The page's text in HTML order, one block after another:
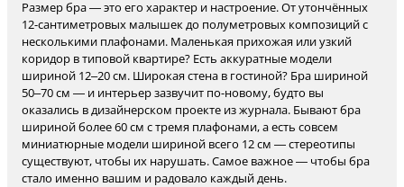
Размер бра — это его характер и настроение. От утончённых
12-сантиметровых малышек до полуметровых композиций с
несколькими плафонами. Маленькая прихожая или узкий
коридор в типовой квартире? Есть аккуратные модели
шириной 12–20 см. Широкая стена в гостиной? Бра шириной
50–70 см — и интерьер зазвучит по-новому, будто вы
оказались в дизайнерском проекте из журнала. Бывают бра
шириной более 60 см с тремя плафонами, а есть совсем
миниатюрные модели шириной всего 12 см — стереотипы
существуют, чтобы их нарушать. Самое важное — чтобы бра
стало именно вашим и радовало каждый день.